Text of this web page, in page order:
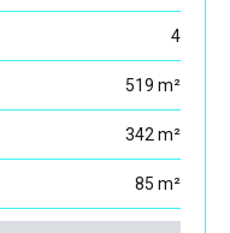
4
519 m²
342 m²
85 m²